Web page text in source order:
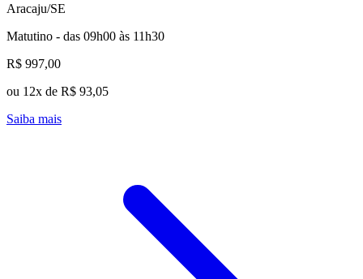
Aracaju/SE
Matutino - das 09h00 às 11h30
R$ 997,00
ou 12x de R$ 93,05
Saiba mais